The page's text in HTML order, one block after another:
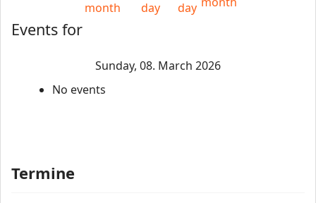
Events for
Sunday, 08. March 2026
No events
Termine